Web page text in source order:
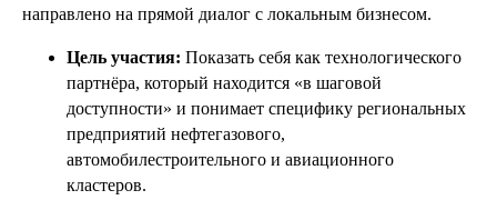
направлено на прямой диалог с локальным бизнесом.
Цель участия: Показать себя как технологического
партнёра, который находится «в шаговой
доступности» и понимает специфику региональных
предприятий нефтегазового,
автомобилестроительного и авиационного
кластеров.